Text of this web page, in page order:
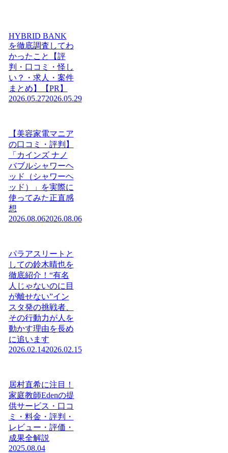
HYBRID BANK
を徹底調査してわ
かったこと【評
判・口コミ・怪し
い？・求人・案件
まとめ】【PR】
2026.05.272026.05.29
【美容家電マニア
の口コミ・評判】
「カインズ ナノ
バブルシャワーヘ
ッド（シャワーヘ
ッド）」を実際に
使ってみた正直感
想
2026.08.062026.08.06
パラアスリートと
しての鈴木晴也を
徹底紹介！“有名
人じゃないのに目
が離せない”イン
スタ発の挑戦者、
その行動力が人を
動かす理由を長め
に追います
2026.02.142026.02.15
居村直希に注目！
家庭教師Edenの提
供サービス・口コ
ミ・料金・評判・
レビュー・評価・
成果全解説
2025.08.04